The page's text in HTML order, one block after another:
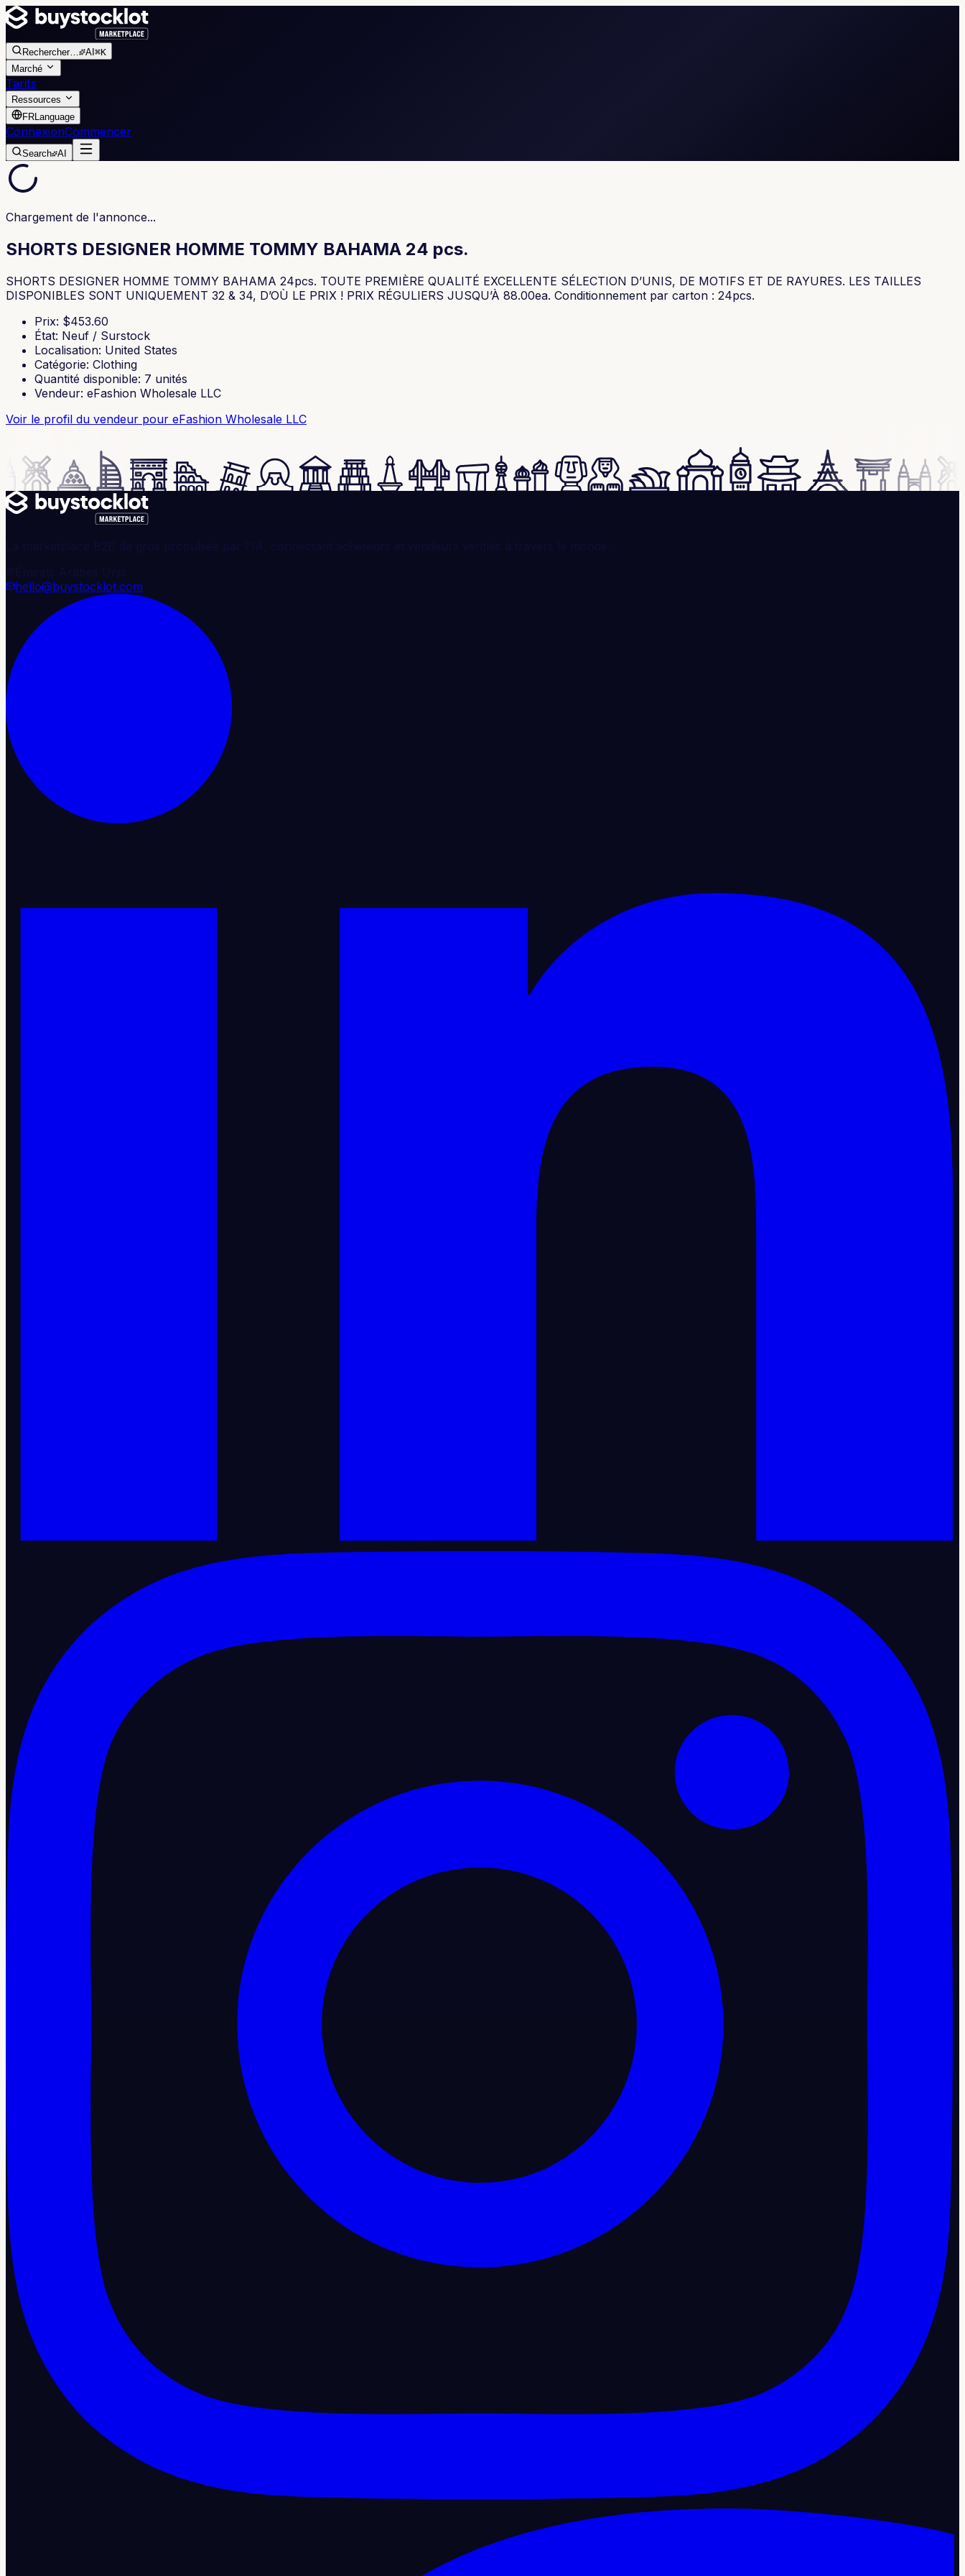
Rechercher… AI ⌘K
Marché
Tarifs
Ressources
FRLanguage
ConnexionCommencer
Search AI
Chargement de l'annonce...
SHORTS DESIGNER HOMME TOMMY BAHAMA 24 pcs.
SHORTS DESIGNER HOMME TOMMY BAHAMA 24pcs. TOUTE PREMIÈRE QUALITÉ EXCELLENTE SÉLECTION D’UNIS, DE MOTIFS ET DE RAYURES. LES TAILLES
DISPONIBLES SONT UNIQUEMENT 32 & 34, D’OÙ LE PRIX ! PRIX RÉGULIERS JUSQU’À 88.00ea. Conditionnement par carton : 24pcs.
Prix: $453.60
État: Neuf / Surstock
Localisation: United States
Catégorie: Clothing
Quantité disponible: 7 unités
Vendeur: eFashion Wholesale LLC
Voir le profil du vendeur pour eFashion Wholesale LLC
La marketplace B2B de gros propulsée par l'IA, connectant acheteurs et vendeurs vérifiés à travers le monde.
Émirats Arabes Unis
hello@buystocklot.com